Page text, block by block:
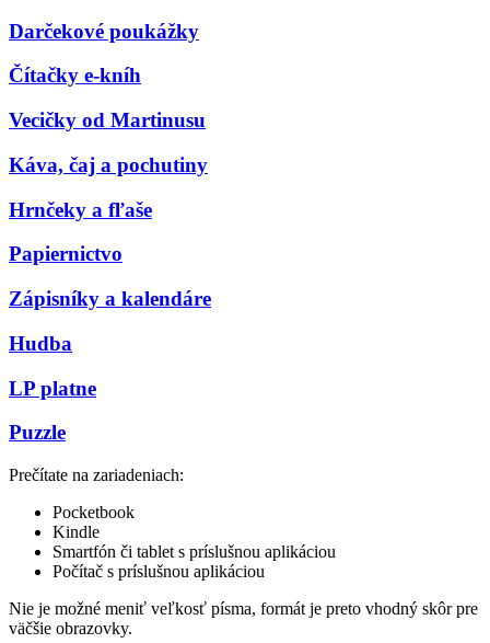
Darčekové poukážky
Čítačky e-kníh
Vecičky od Martinusu
Káva, čaj a pochutiny
Hrnčeky a fľaše
Papiernictvo
Zápisníky a kalendáre
Hudba
LP platne
Puzzle
Prečítate na zariadeniach:
Pocketbook
Kindle
Smartfón či tablet s príslušnou aplikáciou
Počítač s príslušnou aplikáciou
Nie je možné meniť veľkosť písma, formát je preto vhodný skôr pre
väčšie obrazovky.